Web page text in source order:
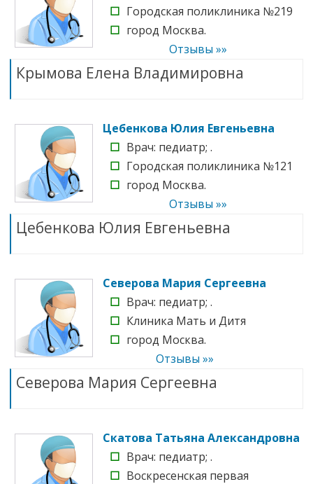
☐ Городская поликлиника №219
☐ город Москва.
Отзывы »»
Крымова Елена Владимировна
Цебенкова Юлия Евгеньевна
☐ Врач: педиатр; .
☐ Городская поликлиника №121
☐ город Москва.
Отзывы »»
Цебенкова Юлия Евгеньевна
Северова Мария Сергеевна
☐ Врач: педиатр; .
☐ Клиника Мать и Дитя
☐ город Москва.
Отзывы »»
Северова Мария Сергеевна
Скатова Татьяна Александровна
☐ Врач: педиатр; .
☐ Воскресенская первая